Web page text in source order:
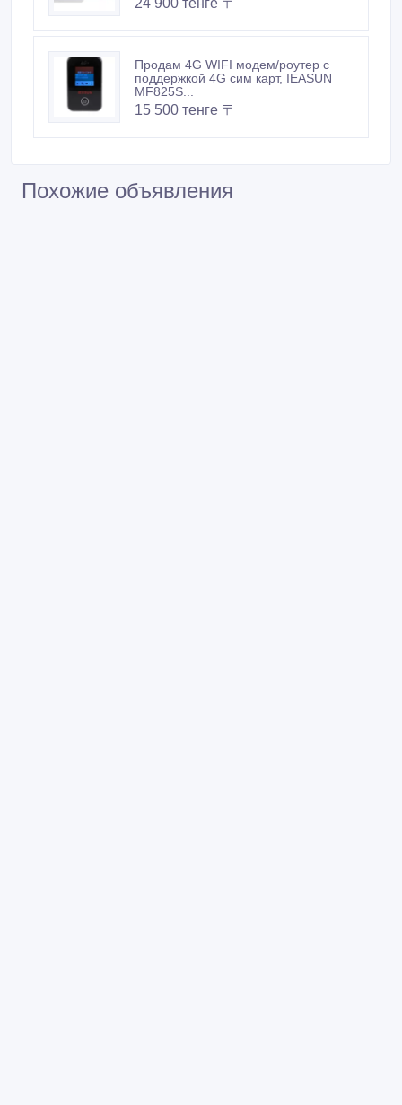
24 900 тенге 〒
Продам 4G WIFI модем/роутер с
поддержкой 4G сим карт, IEASUN
MF825S...
15 500 тенге 〒
Похожие объявления